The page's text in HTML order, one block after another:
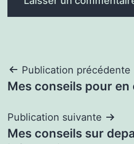
Navigation
de
l’article
Publication précédente
Mes conseils pour
Publication suivante
Mes conseils sur